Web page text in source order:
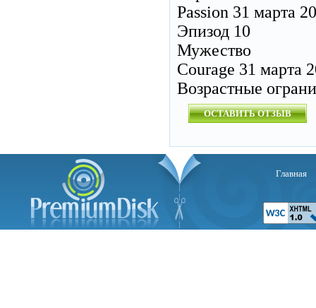
Passion 31 марта
Эпизод 10
Мужество
Courage 31 марта
Возрастные
ОСТАВИТЬ ОТЗЫВ
Главная